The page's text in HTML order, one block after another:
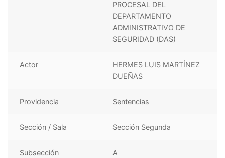
PROCESAL DEL
DEPARTAMENTO
ADMINISTRATIVO DE
SEGURIDAD (DAS)
Actor
HERMES LUIS MARTÍNEZ
DUEÑAS
Providencia Sentencias
Sección / Sala Sección Segunda
Subsección A